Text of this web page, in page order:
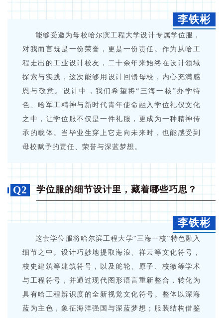
李铁彬
能够受邀为母校哈尔滨工程大学设计专属学位服，
对我而言既是一份荣誉，更是一份责任。作为从哈工
程走出的工业设计校友，二十余年来始终在设计领域
探索与实践，这次能够用设计回馈母校，内心充满感
恩与敬意。设计中，我们希望将“三海一核”办学特
色、哈军工精神与新时代青年使命融入学位礼仪文化
之中，让学位服不仅是一件礼服，更成为一种精神传
承的载体。当毕业生穿上它走向未来时，也能感受到
母校赋予的责任、荣誉与深蓝梦想。
Q2 学位服的细节设计里，藏着哪些巧思？
李铁彬
这套学位服将哈尔滨工程大学“三海一核”特色融入
细节之中。设计巧妙地提取海浪、祥云等文化符号，
校史建筑等建筑符号，以及舵轮、原子、校徽等学术
与工程符号，并通过现代图形语言重新整合，转化为
具有哈工程辨识度的全新视觉文化符号。整体以深海
蓝为主色，象征海洋强国与深蓝梦想；服装结构借鉴